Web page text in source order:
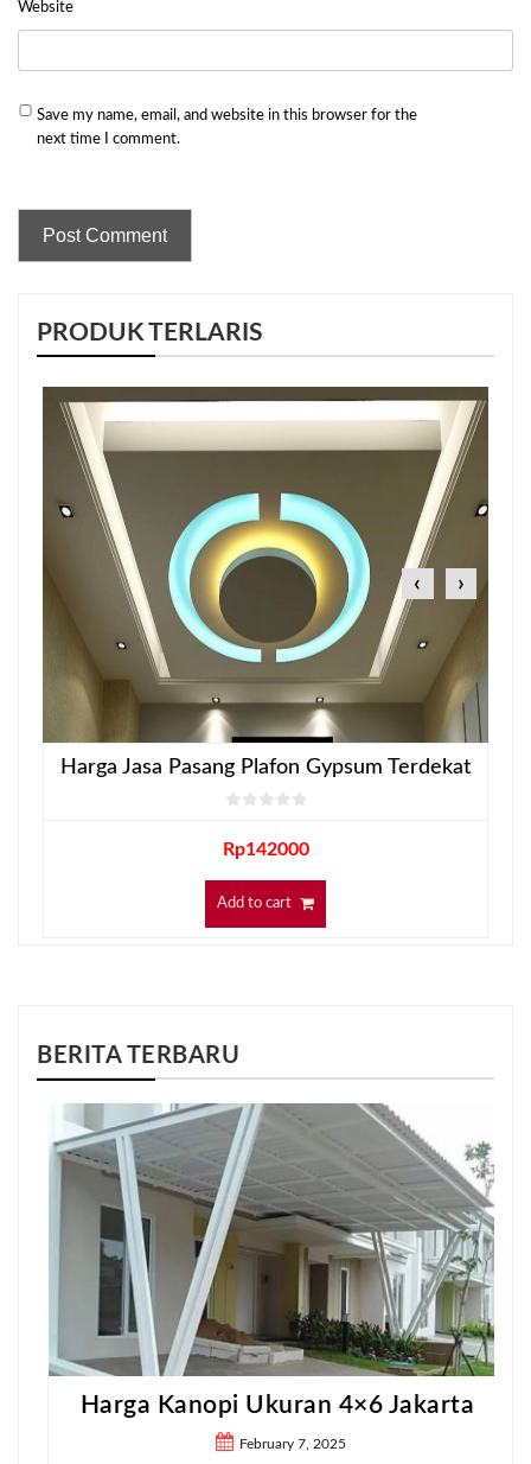
Website
Save my name, email, and website in this browser for the
next time I comment.
PRODUK TERLARIS
Harga Jasa Pasang Plafon Gypsum Terdekat
Rp142000
Add to cart
BERITA TERBARU
Harga Kanopi Ukuran 4×6 Jakarta
February 7, 2025
‹ ›